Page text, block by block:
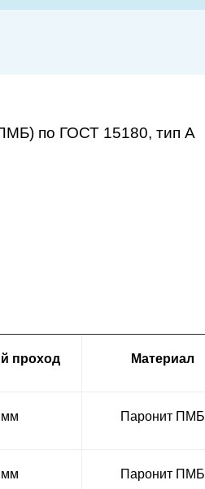
по ГОСТ 15180, тип А
проход Материал
мм Паронит ПМБ
мм Паронит ПМБ